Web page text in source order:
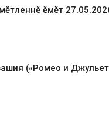
ӗмӗт
(«Ромео и